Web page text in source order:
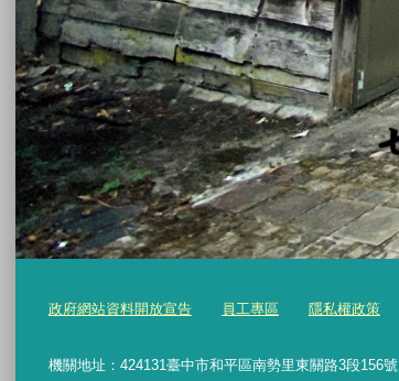
政府網站資料開放宣告 員工專區 隱私權政策
機關地址：424131臺中市和平區南勢里東關路3段156號